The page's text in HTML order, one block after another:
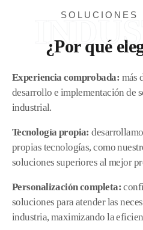
SOLUCIONES
¿Por qué
Experiencia comprobada: más
desarrollo e implementación de
industrial.
Tecnología propia:
propias tecnologías, como
soluciones superiores al mejor
Personalización completa:
soluciones para atender las
industria, maximizando la